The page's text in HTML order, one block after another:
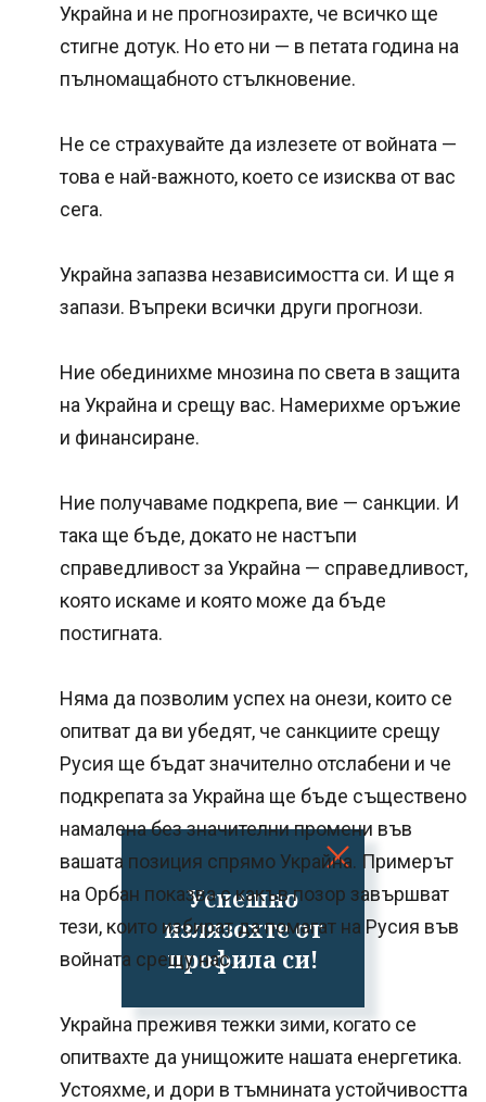
Успешно
излязохте от
профила си!
Украйна и не прогнозирахте, че всичко ще
стигне дотук. Но ето ни — в петата година на
пълномащабното стълкновение.
Не се страхувайте да излезете от войната —
това е най-важното, което се изисква от вас
сега.
Украйна запазва независимостта си. И ще я
запази. Въпреки всички други прогнози.
Ние обединихме мнозина по света в защита
на Украйна и срещу вас. Намерихме оръжие
и финансиране.
Ние получаваме подкрепа, вие — санкции. И
така ще бъде, докато не настъпи
справедливост за Украйна — справедливост,
която искаме и която може да бъде
постигната.
Няма да позволим успех на онези, които се
опитват да ви убедят, че санкциите срещу
Русия ще бъдат значително отслабени и че
подкрепата за Украйна ще бъде съществено
намалена без значителни промени във
вашата позиция спрямо Украйна. Примерът
на Орбан показва с какъв позор завършват
тези, които избират да помагат на Русия във
войната срещу нас.
Украйна преживя тежки зими, когато се
опитвахте да унищожите нашата енергетика.
Устояхме, и дори в тъмнината устойчивостта